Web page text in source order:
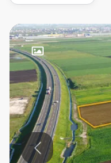
Previous